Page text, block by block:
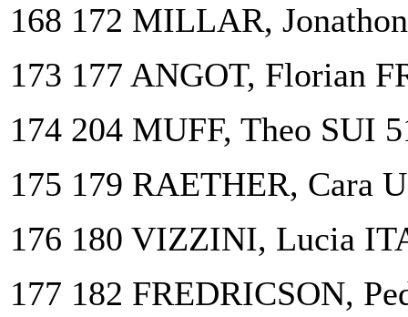
168 172 MILLAR,
173 177 ANGOT, Florian
174 204 MUFF, Theo SUI
175 179 RAETHER, Cara
176 180 VIZZINI, Lucia
177 182 FREDRICSON,